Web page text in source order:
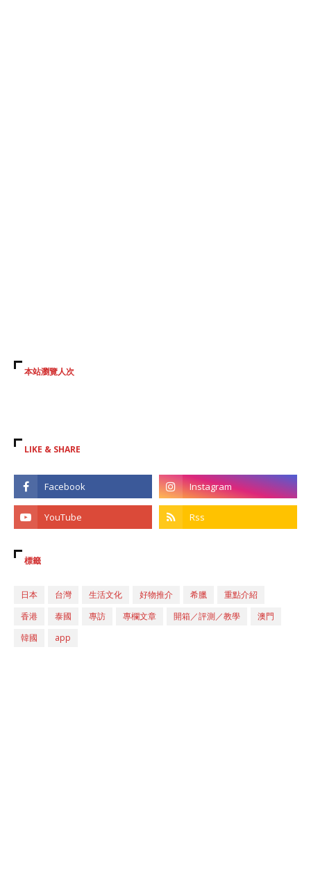
本站瀏覽人次
LIKE & SHARE
標籤
日本 台灣 生活文化 好物推介 希臘
重點介紹
香港
泰國 專訪 專欄文章 開箱／評測／教學
澳門
韓國
app